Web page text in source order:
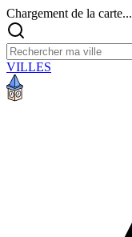
Chargement de la carte...
VILLES